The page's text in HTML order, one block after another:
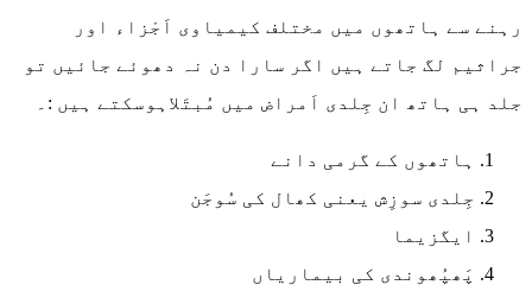
رہنے سے ہاتھوں میں مختلف کیمیاوی اَجْزاء اور
جراثیم لگ جاتے ہیں اگر سارا دن نہ دھوئے جائیں تو
جلد ہی ہاتھ ان جِلدی اَمراض میں مُبتَلاہوسکتے ہیں :۔
ہاتھوں کے گرمی دانے
جِلدی سوزِش یعنی کھال کی سُوجَن
ایگزیما
پَھپُھوندی کی بیماریاں